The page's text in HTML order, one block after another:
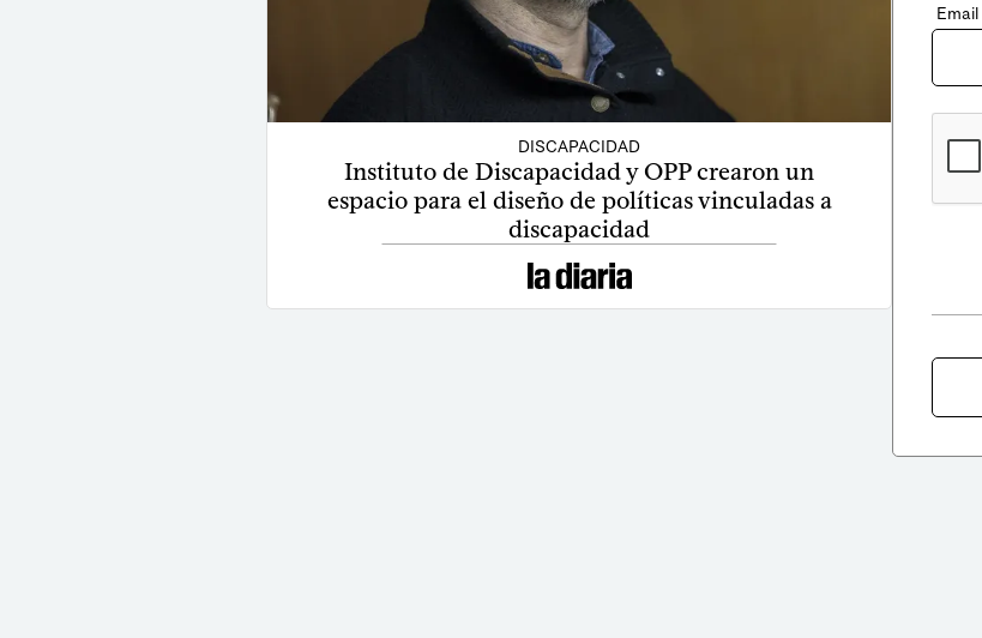
DISCAPACIDAD
Instituto de Discapacidad y OPP crearon un
espacio para el diseño de políticas vinculadas a
discapacidad
Email